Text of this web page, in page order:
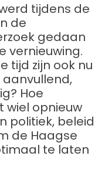
tijdens de
de
gedaan
vernieuwing.
tijd zijn ook nu
Hoe
wiel opnieuw
politiek, beleid
de Haagse
te laten